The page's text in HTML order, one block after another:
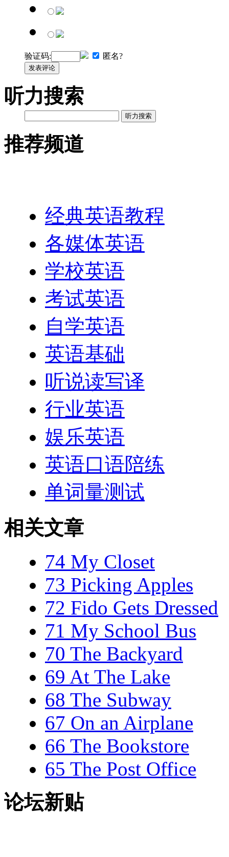
验证码: 匿名?
发表评论
听力搜索
听力搜索
推荐频道
经典英语教程
各媒体英语
学校英语
考试英语
自学英语
英语基础
听说读写译
行业英语
娱乐英语
英语口语陪练
单词量测试
相关文章
74 My Closet
73 Picking Apples
72 Fido Gets Dressed
71 My School Bus
70 The Backyard
69 At The Lake
68 The Subway
67 On an Airplane
66 The Bookstore
65 The Post Office
论坛新贴